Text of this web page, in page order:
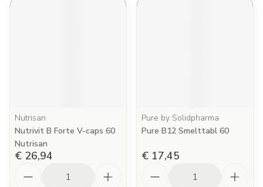
Nutrisan
Nutrivit B Forte V-caps 60
Nutrisan
€ 26,94
Pure by Solidpharma
Pure B12 Smelttabl 60
€ 17,45